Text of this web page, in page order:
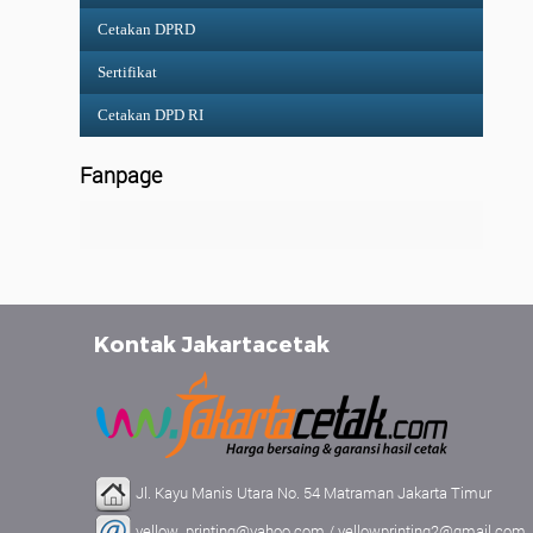
Cetakan DPRD
Sertifikat
Cetakan DPD RI
Fanpage
Kontak Jakartacetak
Jl. Kayu Manis Utara No. 54 Matraman Jakarta Timur